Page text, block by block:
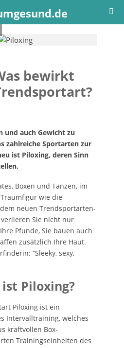
bewirkt
und auch Gewicht zu
zahlreiche Sportarten zur
ist Piloxing, deren Sinn
Boxen und Tanzen, im
wie die
neuen Trendsportarten-
Sie nicht nur
Pfunde, Sie bauen auch
zusätzlich Ihre Haut.
“Sleeky, sexy,
Piloxing?
Piloxing ist ein
Intervalltraining, welches
kraftvollen Box-
Trainingseinheiten des